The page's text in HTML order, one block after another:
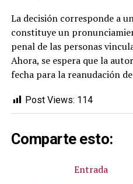
La decisión corresponde a
constituye un
penal de las personas
Ahora, se espera que la
fecha para la reanudación
Post Views: 114
Comparte esto:
Entrada